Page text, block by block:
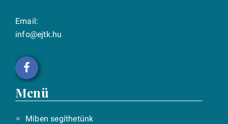
Email:
info@ejtk.hu
Menü
Miben segíthetünk